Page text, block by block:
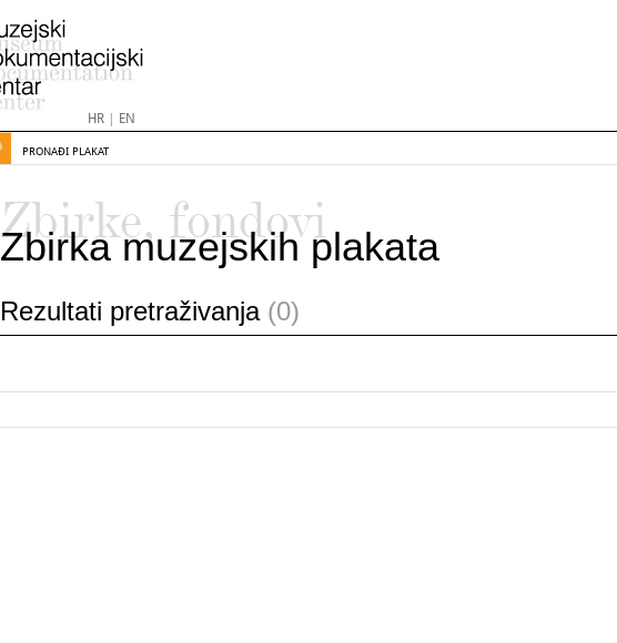
HR| EN
PRONAĐI PLAKAT
Zbirke, fondovi
Zbirka muzejskih plakata
Rezultati pretraživanja (0)